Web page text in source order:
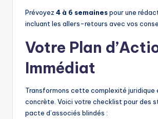
Prévoyez 4 à 6 semainespour une
incluant les allers-retours avec vos
Votre Plan
Immédiat
Transformons cette complexité juridique
concrète. Voici votre checklist pour des
pacte d’associés blindés :